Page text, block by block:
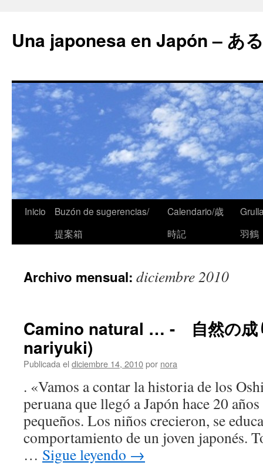
Una japonesa en Japón – あ
Inicio
Buzón de sugerencias/
提案箱
Calendario/歳
時記
羽鶴
Archivo mensual: diciembre 2010
Camino natural … - 自然の成
nariyuki)
Publicada el diciembre 14, 2010por nora
. «Vamos a contar la historia de los
peruana que llegó a Japón hace 20
pequeños. Los niños crecieron, se
comportamiento de un joven japonés.
… Sigue leyendo →